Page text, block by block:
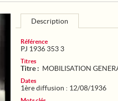
Description
Référence
PJ 1936 353 3
Titres
Titre : MOBILISATION
Dates
1ère diffusion : 12/08/1936